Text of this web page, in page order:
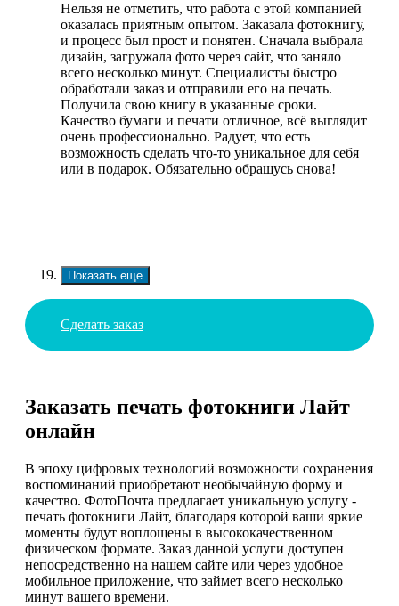
Нельзя не отметить, что работа с этой компанией
оказалась приятным опытом. Заказала фотокнигу,
и процесс был прост и понятен. Сначала выбрала
дизайн, загружала фото через сайт, что заняло
всего несколько минут. Специалисты быстро
обработали заказ и отправили его на печать.
Получила свою книгу в указанные сроки.
Качество бумаги и печати отличное, всё выглядит
очень профессионально. Радует, что есть
возможность сделать что-то уникальное для себя
или в подарок. Обязательно обращусь снова!
Показать еще
Сделать заказ
Заказать печать фотокниги Лайт
онлайн
В эпоху цифровых технологий возможности сохранения
воспоминаний приобретают необычайную форму и
качество. ФотоПочта предлагает уникальную услугу -
печать фотокниги Лайт, благодаря которой ваши яркие
моменты будут воплощены в высококачественном
физическом формате. Заказ данной услуги доступен
непосредственно на нашем сайте или через удобное
мобильное приложение, что займет всего несколько
минут вашего времени.